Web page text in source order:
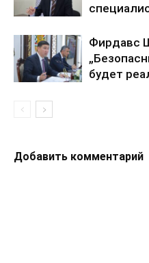
Фирдавс
будет
Добавить комментарий